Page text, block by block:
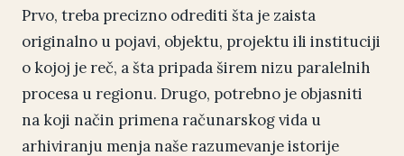
Prvo, treba precizno odrediti šta je zaista
originalno u pojavi, objektu, projektu ili instituciji
o kojoj je reč, a šta pripada širem nizu paralelnih
procesa u regionu. Drugo, potrebno je objasniti
na koji način primena računarskog vida u
arhiviranju menja naše razumevanje istorije